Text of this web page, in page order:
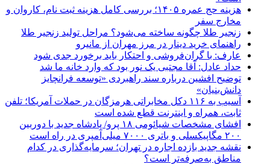
هزینه حج عمره ۱۴۰۵؛ بررسی کامل هزینه ثبت نام، کاروان و
مخارج سفر
زنجیر طلا چگونه ساخته می‌شود؟ مراحل تولید زنجیر طلا
راهنمای خرید دینار در مرز مهران از مانیرو
عارف: با گران‌فروشی و احتکار باید برخورد جدی شود
حداد عادل: آقا مجتبی یک نور بود که وارد خانه ما شد
توضیح افشین درباره سند راهبردی «توسعه فرانچایز
دانش‌بنیان»
آسیب به ۱۱۶ دکل مخابراتی هرمزگان در حملات آمریکا؛ تلفن
ثابت، همراه و اینترنت ‌قطع شده است
افشای مشخصات شیائومی ۱۸ پرو/ پادشاه جدید با دوربین
۲۰۰ مگاپیکسلی و باتری ۷۰۰۰ میلی‌آمپری در راه است
نقشه جدید بازده اجاره در تهران؛ سرمایه‌گذاری در کدام
مناطق به‌صرفه‌تر است؟